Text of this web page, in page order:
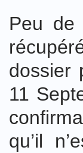
Peu de
dossier
11
qu’il